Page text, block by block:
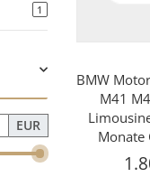
BMW
M41
Monate
1
EUR